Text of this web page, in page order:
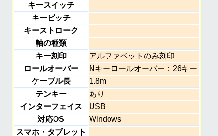
キースイッチ
キーピッチ
キーストローク
軸の種類
キー刻印
アルファベットのみ刻印
ロールオーバー
Nキーロールオーバー：26キー
ケーブル長
1.8m
テンキー
あり
インターフェイス
USB
対応OS
Windows
スマホ・タブレット